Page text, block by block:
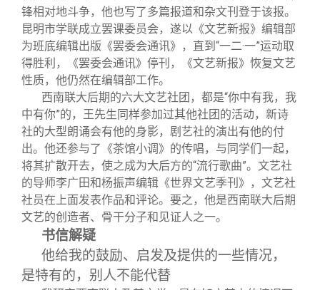
锋相对地斗争，他也写了多篇报道和杂文刊登于该报。
昆明市学联成立罢课委员会，遂以《文艺新报》编辑部
为班底编辑出版《罢委会通讯》，直到“一二·一”运动取
得胜利，《罢委会通讯》停刊，《文艺新报》恢复文艺
性质，他仍然在编辑部工作。
西南联大后期的六大文艺社团，都是“你中有我，我
中有你”的，王先生同样参加过其他社团的活动，新诗
社的大型朗诵会有他的身影，剧艺社的演出有他的付
出。他还参与了《茶馆小调》的传唱，与同学们一起，
将其扩散开去，使之成为大后方的“流行歌曲”。文艺社
的导师李广田和杨振声编辑《世界文艺季刊》，文艺社
社员在上面发表作品和评论。要之，他是西南联大后期
文艺的创造者、骨干分子和见证人之一。
书信解疑
他给我的鼓励、启发及提供的一些情况，
是特有的，别人不能代替